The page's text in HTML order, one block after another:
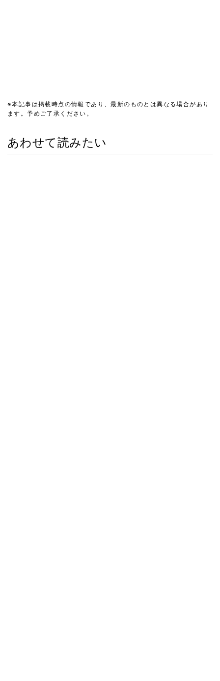
※本記事は掲載時点の情報であり、最新のものとは異なる場合があり
ます。予めご了承ください。
あわせて読みたい